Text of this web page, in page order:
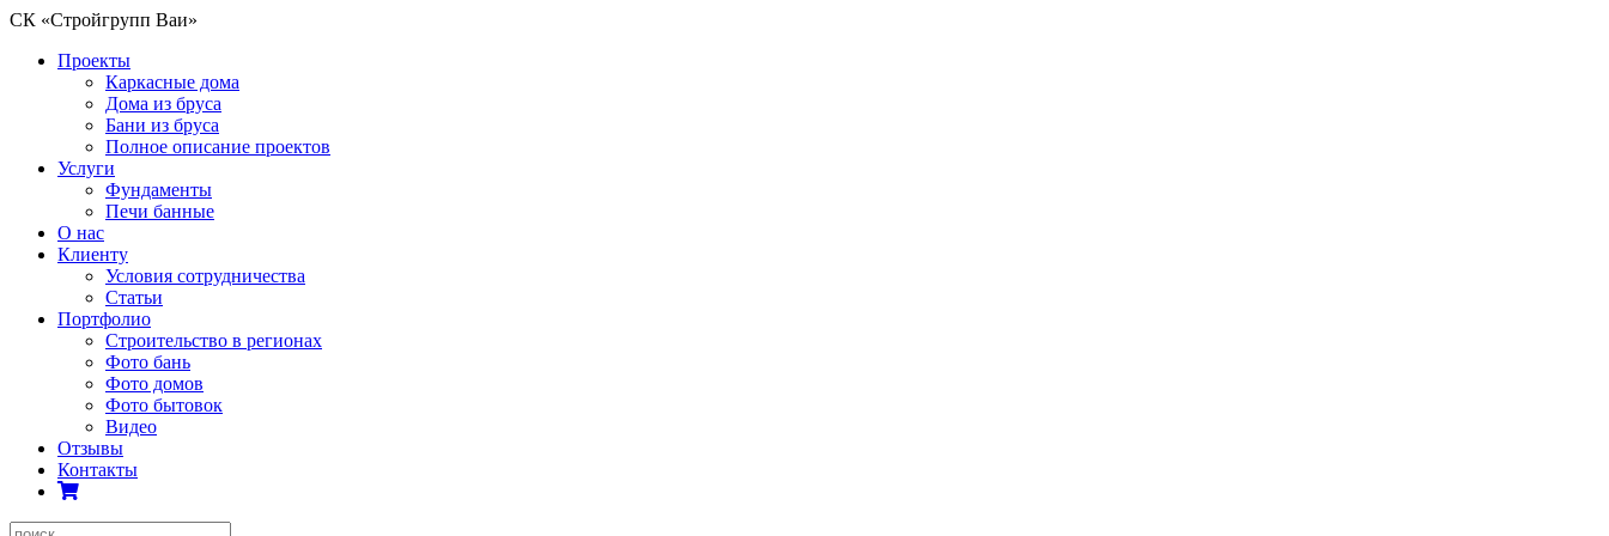
СК «Стройгрупп Ваи»
Проекты
Каркасные дома
Дома из бруса
Бани из бруса
Полное описание проектов
Услуги
Фундаменты
Печи банные
О нас
Клиенту
Условия сотрудничества
Статьи
Портфолио
Строительство в регионах
Фото бань
Фото домов
Фото бытовок
Видео
Отзывы
Контакты